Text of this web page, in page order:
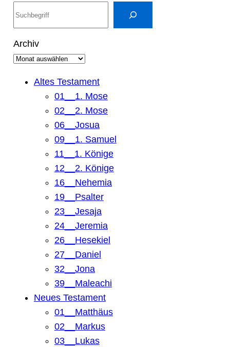
h
e
Archiv
Altes Testament
01__1. Mose
02__2. Mose
06__Josua
09__1. Samuel
11__1. Könige
12__2. Könige
16__Nehemia
19__Psalter
23__Jesaja
24__Jeremia
26__Hesekiel
27__Daniel
32__Jona
39__Maleachi
Neues Testament
01__Matthäus
02__Markus
03__Lukas